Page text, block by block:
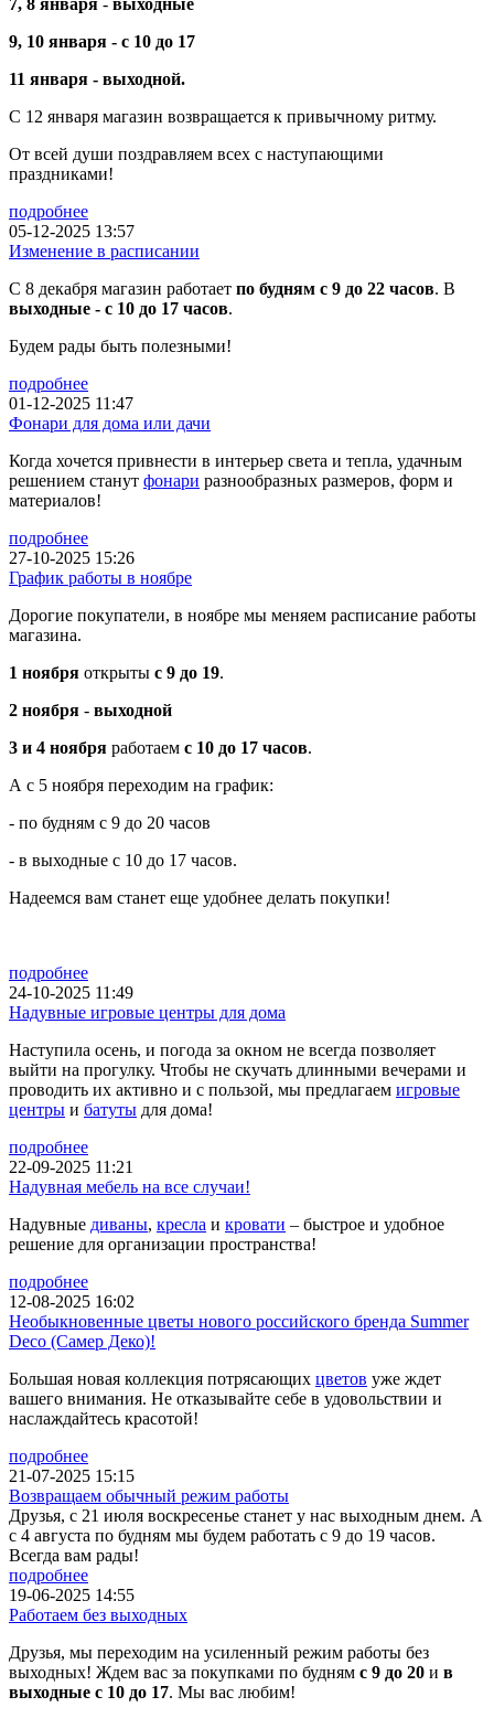
9, 10 января - с 10 до 17
11 января - выходной.
С 12 января магазин возвращается к привычному ритму.
От всей души поздравляем всех с наступающими
праздниками!
подробнее
05-12-2025 13:57
Изменение в расписании
С 8 декабря магазин работает по будням с 9 до 22 часов. В
выходные - с 10 до 17 часов.
Будем рады быть полезными!
подробнее
01-12-2025 11:47
Фонари для дома или дачи
Когда хочется привнести в интерьер света и тепла, удачным
решением станут фонари разнообразных размеров, форм и
материалов!
подробнее
27-10-2025 15:26
График работы в ноябре
Дорогие покупатели, в ноябре мы меняем расписание работы
магазина.
1 ноября открыты с 9 до 19.
2 ноября - выходной
3 и 4 ноября работаем с 10 до 17 часов.
А с 5 ноября переходим на график:
- по будням с 9 до 20 часов
- в выходные с 10 до 17 часов.
Надеемся вам станет еще удобнее делать покупки!
подробнее
24-10-2025 11:49
Надувные игровые центры для дома
Наступила осень, и погода за окном не всегда позволяет
выйти на прогулку. Чтобы не скучать длинными вечерами и
проводить их активно и с пользой, мы предлагаем игровые
центры и батуты для дома!
подробнее
22-09-2025 11:21
Надувная мебель на все случаи!
Надувные диваны, кресла и кровати – быстрое и удобное
решение для организации пространства!
подробнее
12-08-2025 16:02
Необыкновенные цветы нового российского бренда Summer
Deco (Самер Деко)!
Большая новая коллекция потрясающих цветов уже ждет
вашего внимания. Не отказывайте себе в удовольствии и
наслаждайтесь красотой!
подробнее
21-07-2025 15:15
Возвращаем обычный режим работы
Друзья, с 21 июля воскресенье станет у нас выходным днем. А
с 4 августа по будням мы будем работать с 9 до 19 часов.
Всегда вам рады!
подробнее
19-06-2025 14:55
Работаем без выходных
Друзья, мы переходим на усиленный режим работы без
выходных! Ждем вас за покупками по будням с 9 до 20 и в
выходные с 10 до 17. Мы вас любим!